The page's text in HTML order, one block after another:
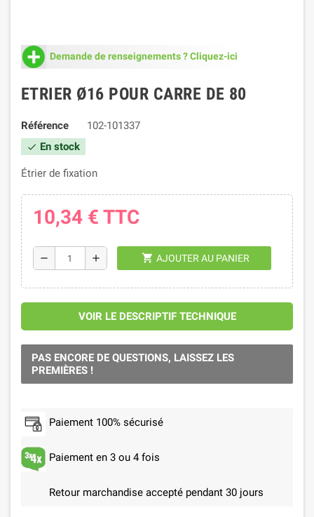
Demande de renseignements ? Cliquez-ici
ETRIER Ø16 POUR CARRE DE 80
Référence 102-101337
check En stock
Étrier de fixation
10,34 € TTC
remove add shopping_cart AJOUTER AU PANIER
VOIR LE DESCRIPTIF TECHNIQUE
PAS ENCORE DE QUESTIONS, LAISSEZ LES
PREMIÈRES !
Paiement 100% sécurisé
Paiement en 3 ou 4 fois
Retour marchandise accepté pendant 30 jours